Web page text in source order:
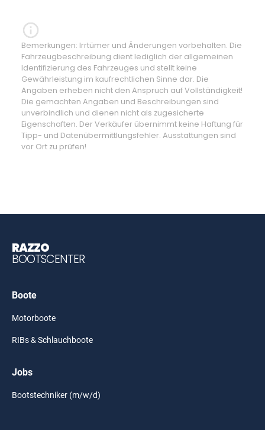
Bemerkungen: Irrtümer und Änderungen vorbehalten. Die
Fahrzeugbeschreibung dient lediglich der allgemeinen
Identifizierung des Fahrzeuges und stellt keine
Gewährleistung im kaufrechtlichen Sinne dar. Die
Angaben erheben nicht den Anspruch auf Vollständigkeit!
Die gemachten Angaben und Beschreibungen sind
unverbindlich und dienen nicht als zugesicherte
Eigenschaften. Der Verkäufer übernimmt keine Haftung für
Tipp- und Datenübermittlungsfehler. Ausstattungen sind
vor Ort zu prüfen!
RAZZO
BOOTSCENTER
Boote
Motorboote
RIBs & Schlauchboote
Jobs
Bootstechniker (m/w/d)